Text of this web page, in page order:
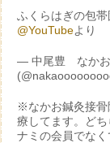
ふくらはぎの包
@YouTubeより
— 中尾豊 なかお
※なかお鍼灸接骨
療してます。ど
ナミの会員でな